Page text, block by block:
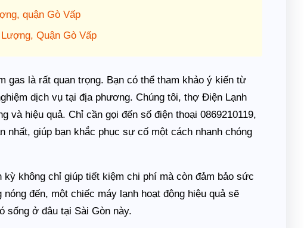
quận Gò Vấp
Quận Gò Vấp
là rất quan trọng. Bạn có thể tham khảo ý kiến từ
dịch vụ tại địa phương. Chúng tôi, thợ Điện Lạnh
và hiệu quả. Chỉ cần gọi đến số điện thoại 0869210119,
nhất, giúp bạn khắc phục sự cố một cách nhanh chóng
không chỉ giúp tiết kiệm chi phí mà còn đảm bảo sức
đến, một chiếc máy lạnh hoạt động hiệu quả sẽ
sống ở đâu tại Sài Gòn này.